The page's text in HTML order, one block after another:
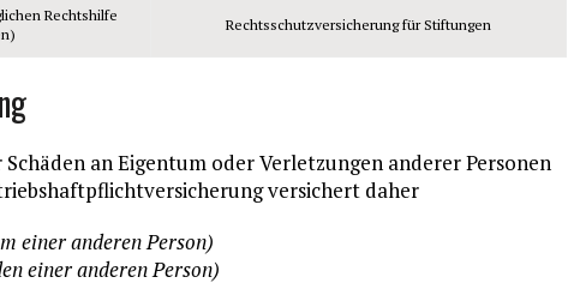
Rechtshilfe
Rechtsschutzversicherung für Stiftungen
an Eigentum oder Verletzungen anderer Personen
versichert daher
einer anderen Person)
einer anderen Person)